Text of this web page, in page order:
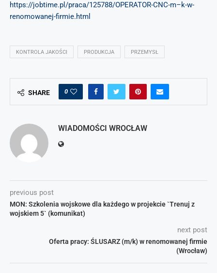
https://jobtime.pl/praca/125788/OPERATOR-CNC-m–k-w-
renomowanej-firmie.html
KONTROLA JAKOŚCI PRODUKCJA PRZEMYSŁ
SHARE 0
WIADOMOŚCI WROCŁAW
previous post
MON: Szkolenia wojskowe dla każdego w projekcie `Trenuj z
wojskiem 5` (komunikat)
next post
Oferta pracy: ŚLUSARZ (m/k) w renomowanej firmie
(Wrocław)